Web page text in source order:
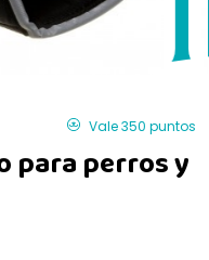
Vale 350 puntos
para perros y